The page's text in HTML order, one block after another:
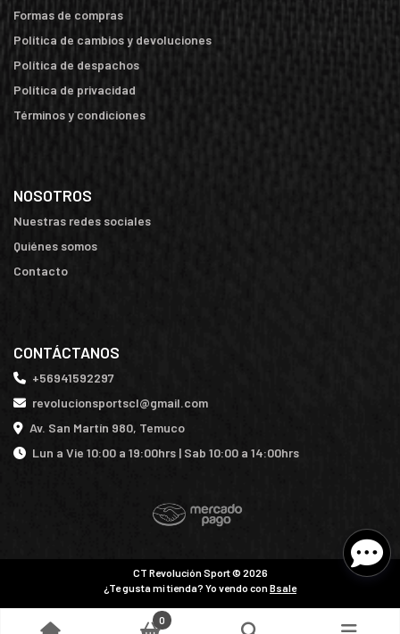
Formas de compras
Política de cambios y devoluciones
Política de despachos
Política de privacidad
Términos y condiciones
NOSOTROS
Nuestras redes sociales
Quiénes somos
Contacto
CONTÁCTANOS
+56941592297
revolucionsportscl@gmail.com
Av. San Martín 980, Temuco
Lun a Vie 10:00 a 19:00hrs | Sab 10:00 a 14:00hrs
CT Revolución Sport © 2026
¿Te gusta mi tienda? Yo vendo conBsale
0